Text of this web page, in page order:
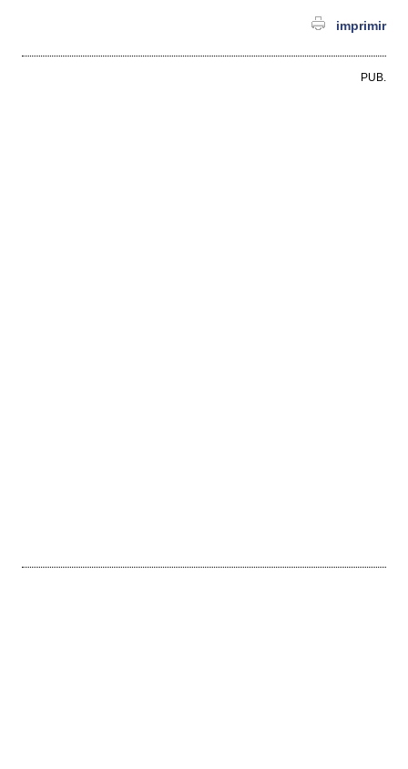
imprimir
PUB.